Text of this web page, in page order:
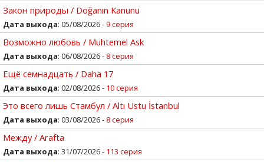
Закон природы / Doğanın Kanunu
Дата выхода: 05/08/2026 -9 серия
Возможно любовь / Muhtemel Ask
Дата выхода: 06/08/2026 - 8 серия
Ещё семнадцать / Daha 17
Дата выхода: 02/08/2026 - 10 серия
Это всего лишь Стамбул / Altı Ustu İstanbul
Дата выхода: 03/08/2026 - 8 серия
Между / Arafta
Дата выхода: 31/07/2026 - 113 серия